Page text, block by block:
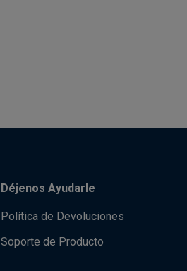
Déjenos Ayudarle
Política de Devoluciones
Soporte de Producto